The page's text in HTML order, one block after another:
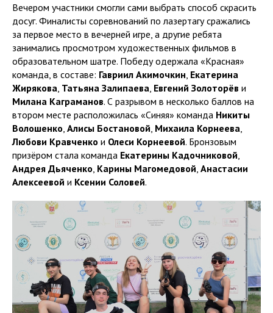
Вечером участники смогли сами выбрать способ скрасить
досуг. Финалисты соревнований по лазертагу сражались
за первое место в вечерней игре, а другие ребята
занимались просмотром художественных фильмов в
образовательном шатре. Победу одержала «Красная»
команда, в составе: Гавриил Акимочкин Екатерина
Жирякова Татьяна Залипаева Евгений Золоторёв и
Милана Каграманов. С разрывом в несколько баллов на
втором месте расположилась «Синяя» команда Никиты
Волошенко Алисы Бостановой Михаила Корнеева
Любови Кравченко и Олеси Корнеевой. Бронзовым
призёром стала команда Екатерины Кадочниковой
Андрея Дьяченко Карины Магомедовой Анастасии
Алексеевой и Ксении Соловей.